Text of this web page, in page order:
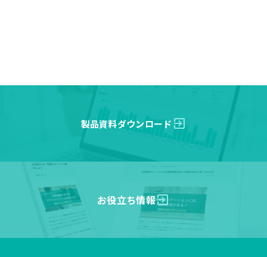
製品資料ダウンロード exit_to_app
お役立ち情報exit_to_app